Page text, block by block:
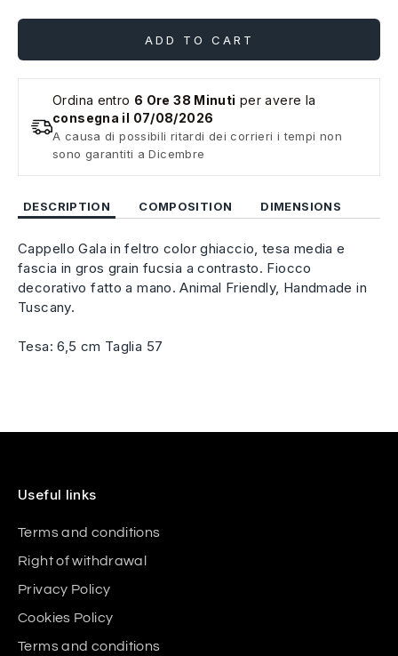
ADD TO CART
Ordina entro 6 Ore 38 Minuti per avere la
consegna il 07/08/2026
A causa di possibili ritardi dei corrieri i tempi non
sono garantiti a Dicembre
DESCRIPTION COMPOSITION DIMENSIONS
Cappello Gala in feltro color ghiaccio, tesa media e
fascia in gros grain fucsia a contrasto. Fiocco
decorativo fatto a mano. Animal Friendly, Handmade in
Tuscany.
Tesa: 6,5 cm Taglia 57
Useful links
Terms and conditions
Right of withdrawal
Privacy Policy
Cookies Policy
Terms and conditions